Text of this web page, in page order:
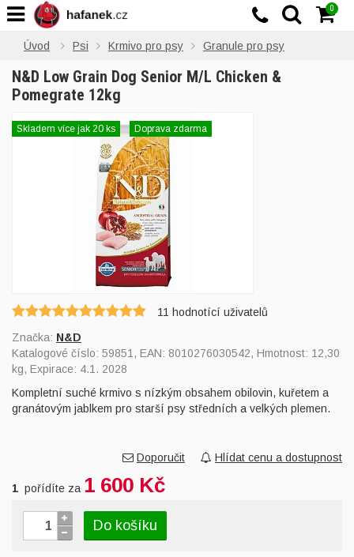
Úvod Psi Krmivo pro psy Granule pro psy
N&D Low Grain Dog Senior M/L Chicken &
Pomegrate 12kg
Skladem více jak 20 ks Doprava zdarma
11 hodnotící uživatelů
Značka: N&D
Katalogové číslo: 59851 , EAN: 8010276030542, Hmotnost: 12,30
kg, Expirace: 4.1. 2028
Kompletní suché krmivo s nízkým obsahem obilovin, kuřetem a
granátovým jablkem pro starší psy středních a velkých plemen.
Doporučit Hlídat cenu a dostupnost
1 pořídíte za 1 600 Kč
Do košíku
0